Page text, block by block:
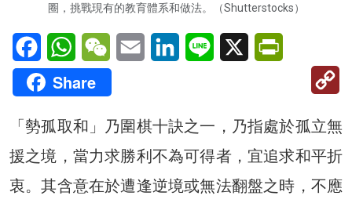
圈，挑戰現有的教育體系和做法。（Shutterstocks）
FacebookWhatsAppWeChatEmail LinkedInLine X
Share
「勢孤取和」乃圍棋十訣之一，乃指處於孤立無
援之境，當力求勝利不為可得者，宜追求和平折
衷。其含意在於遭逢逆境或無法翻盤之時，不應